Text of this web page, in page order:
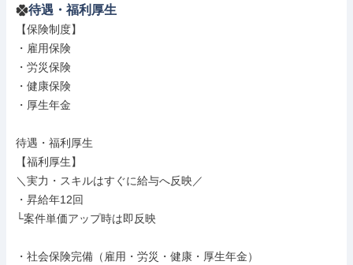
待遇・福利厚生
【保険制度】
・雇用保険
・労災保険
・健康保険
・厚生年金
待遇・福利厚生
【福利厚生】
＼実力・スキルはすぐに給与へ反映／
・昇給年12回
└案件単価アップ時は即反映
・社会保険完備（雇用・労災・健康・厚生年金）